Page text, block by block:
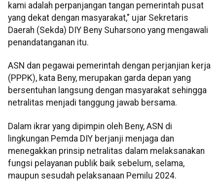
kami adalah perpanjangan tangan pemerintah pusat
yang dekat dengan masyarakat," ujar Sekretaris
Daerah (Sekda) DIY Beny Suharsono yang mengawali
penandatanganan itu.
ASN dan pegawai pemerintah dengan perjanjian kerja
(PPPK), kata Beny, merupakan garda depan yang
bersentuhan langsung dengan masyarakat sehingga
netralitas menjadi tanggung jawab bersama.
Dalam ikrar yang dipimpin oleh Beny, ASN di
lingkungan Pemda DIY berjanji menjaga dan
menegakkan prinsip netralitas dalam melaksanakan
fungsi pelayanan publik baik sebelum, selama,
maupun sesudah pelaksanaan Pemilu 2024.